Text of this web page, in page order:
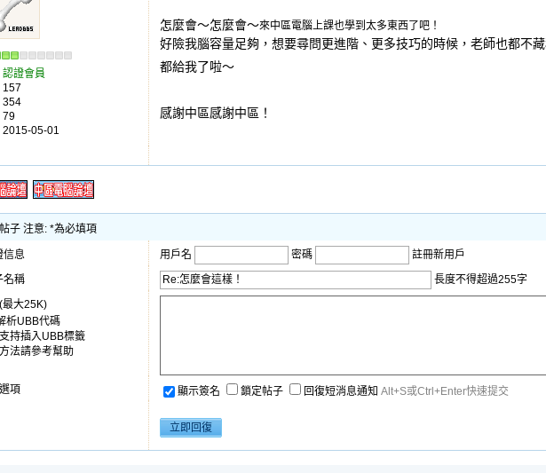
認證會員
157
354
79
2015-05-01
怎麼會～怎麼會～來中區電腦上課也學到太多東西了吧！
好險我腦容量足夠，想要尋問更進階、更多技巧的時候，老師也都不
都給我了啦～
感謝中區感謝中區！
子 注意: *為必填項
信息 用戶名 密碼
註冊新用戶
名稱
長度不得超過255字
最大25K)
析UBB代碼
持插入UBB標籤
法請參考幫助
項 顯示簽名 鎖定帖子 回復短消息通知 Alt+S或Ctrl+Enter快速提交